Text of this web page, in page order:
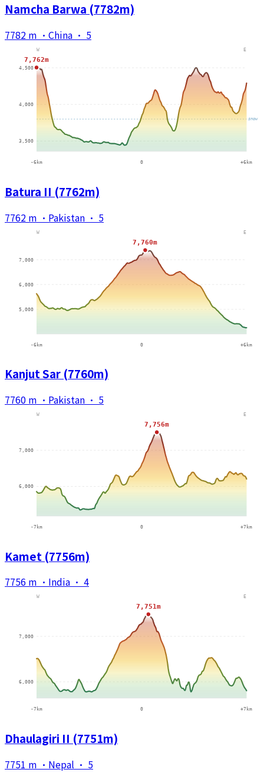
Namcha Barwa (7782m)
7782 m · China · 5
Batura II (7762m)
7762 m · Pakistan · 5
Kanjut Sar (7760m)
7760 m · Pakistan · 5
Kamet (7756m)
7756 m · India · 4
Dhaulagiri II (7751m)
7751 m · Nepal · 5